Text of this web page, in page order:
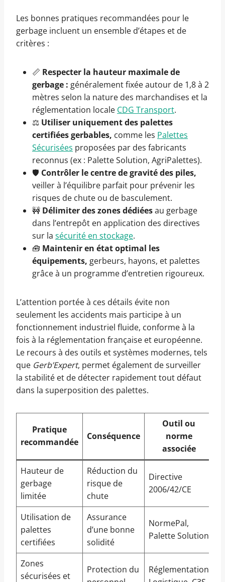
Les bonnes pratiques recommandées pour le
gerbage incluent un ensemble d’étapes et de
critères :
📏 Respecter la hauteur maximale de
gerbage : généralement fixée autour de 1,8 à 2
mètres selon la nature des marchandises et la
réglementation locale CDG Transport.
⚖️ Utiliser uniquement des palettes
certifiées gerbables, comme les Palettes
Sécurisées proposées par des fabricants
reconnus (ex : Palette Solution, AgriPalettes).
🛡️ Contrôler le centre de gravité des piles,
veiller à l’équilibre parfait pour prévenir les
risques de chute ou de basculement.
🚧 Délimiter des zones dédiéesau gerbage
dans l’entrepôt en application des directives
sur la sécurité en stockage.
🧰 Maintenir en état optimal les
équipements, gerbeurs, hayons, et palettes
grâce à un programme d’entretien rigoureux.
L’attention portée à ces détails évite non
seulement les accidents mais participe à un
fonctionnement industriel fluide, conforme à la
fois à la réglementation française et européenne.
Le recours à des outils et systèmes modernes, tels
que Gerb’Expert, permet également de surveiller
la stabilité et de détecter rapidement tout défaut
dans la superposition des palettes.
Pratique
recommandée
Conséquence
Outil ou
norme
associée
Hauteur de
gerbage
limitée
Réduction du
risque de
chute
Directive
2006/42/CE
Utilisation de
palettes
certifiées
Assurance
d’une bonne
solidité
NormePal,
Palette Solution
Zones
sécurisées et
Protection du
Réglementation